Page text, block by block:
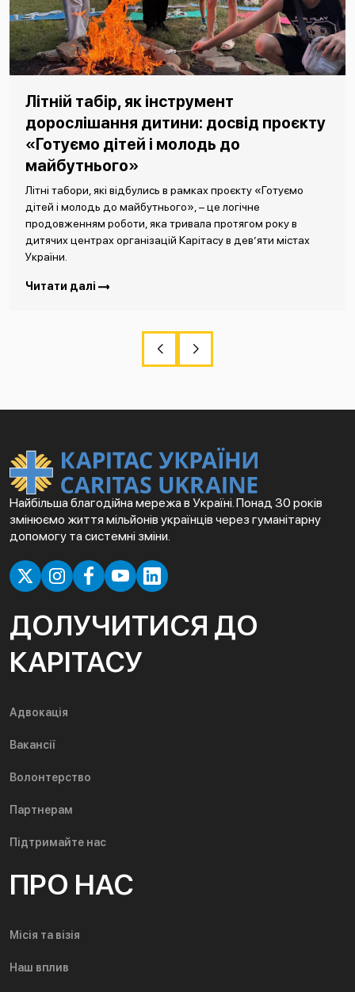
Літній табір, як інструмент
дорослішання дитини: досвід проєкту
«Готуємо дітей і молодь до
майбутнього»
Літні табори, які відбулись в рамках проєкту «Готуємо
дітей і молодь до майбутнього», – це логічне
продовженням роботи, яка тривала протягом року в
дитячих центрах організацій Карітасу в дев’яти містах
України.
Читати далі
Найбільша благодійна мережа в Україні. Понад 30 років
змінюємо життя мільйонів українців через гуманітарну
допомогу та системні зміни.
ДОЛУЧИТИСЯ ДО
КАРІТАСУ
Адвокація
Вакансії
Волонтерство
Партнерам
Підтримайте нас
ПРО НАС
Місія та візія
Наш вплив